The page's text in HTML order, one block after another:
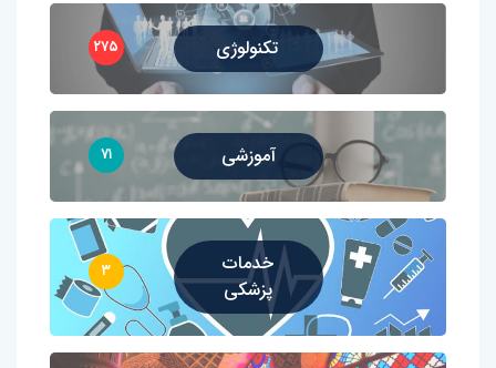
تکنولوژی ۲۷۵
آموزشی ۷۱
خدمات
پزشکی
۳